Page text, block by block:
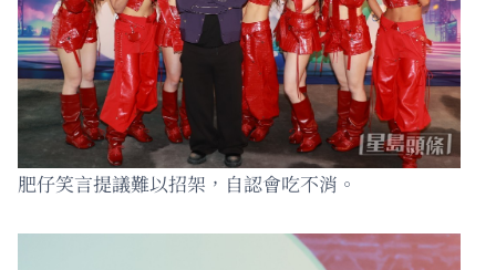
肥仔笑言提議難以招架，自認會吃不消。